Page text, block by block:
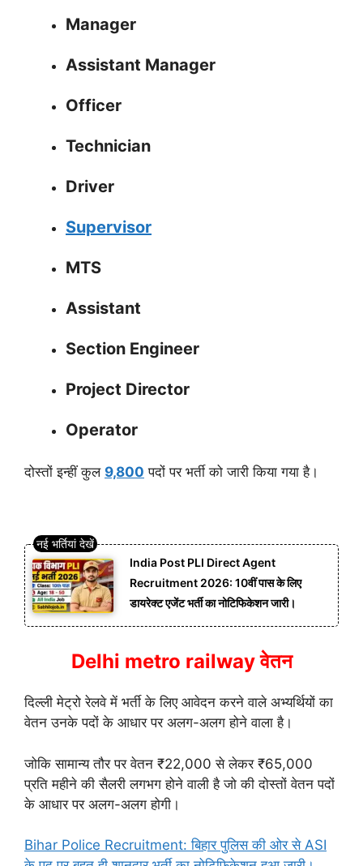
Manager
Assistant Manager
Officer
Technician
Driver
Supervisor
MTS
Assistant
Section Engineer
Project Director
Operator
दोस्तों इन्हीं कुल 9,800 पदों पर भर्ती को जारी किया गया है।
India Post PLI Direct Agent
Recruitment 2026: 10वीं पास के लिए
डायरेक्ट एजेंट भर्ती का नोटिफिकेशन जारी।
Delhi metro railway वेतन
दिल्ली मेट्रो रेलवे में भर्ती के लिए आवेदन करने वाले अभ्यर्थियों का
वेतन उनके पदों के आधार पर अलग-अलग होने वाला है।
जोकि सामान्य तौर पर वेतन ₹22,000 से लेकर ₹65,000
प्रति महीने की सैलरी लगभग होने वाली है जो की दोस्तों वेतन पदों
के आधार पर अलग-अलग होगी।
Bihar Police Recruitment: बिहार पुलिस की ओर से ASI